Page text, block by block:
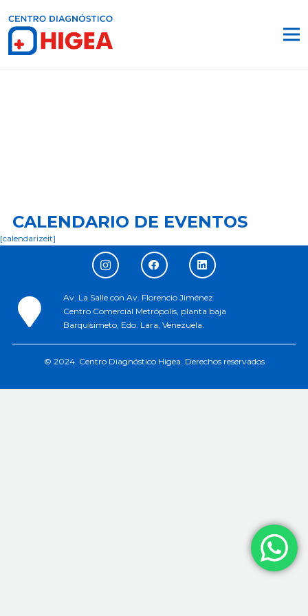
CALENDARIO DE EVENTOS
[calendarizeit]
Av. La Salle con Av. Florencio Jiménez
Centro Comercial Metrópolis, planta baja
Barquisimeto, Edo. Lara, Venezuela.
© 2024. Centro Diagnóstico Higea. Derechos reservados